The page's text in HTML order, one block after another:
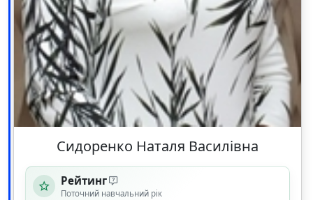
Сидоренко Наталя Василівна
Рейтинг
Поточний навчальний рік